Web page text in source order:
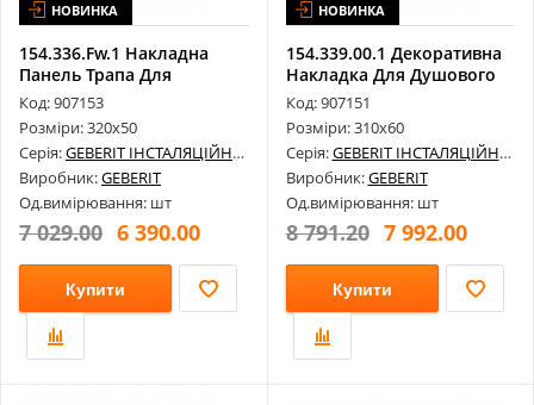
НОВИНКА
154.336.Fw.1 Накладна
Панель Трапа Для
Встановлення ...
Код: 907153
Розміри: 320х50
Серія:GEBERIT ІНСТАЛЯЦІЙНІ СИСТЕМИ
Виробник:GEBERIT
Од.вимірювання: шт
7 029.00 6 390.00
Купити
НОВИНКА
154.339.00.1 Декоративна
Накладка Для Душового
Елеме...
Код: 907151
Розміри: 310х60
Серія:GEBERIT ІНСТАЛЯЦІЙНІ СИСТЕМИ
Виробник:GEBERIT
Од.вимірювання: шт
8 791.20 7 992.00
Купити